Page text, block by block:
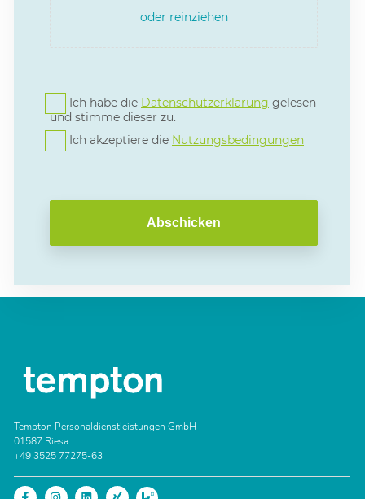
oder reinziehen
Ich habe die Datenschutzerklärung gelesen
und stimme dieser zu.
Ich akzeptiere die Nutzungsbedingungen
Abschicken
Tempton Personaldienstleistungen GmbH
01587 Riesa
+49 3525 77275-63